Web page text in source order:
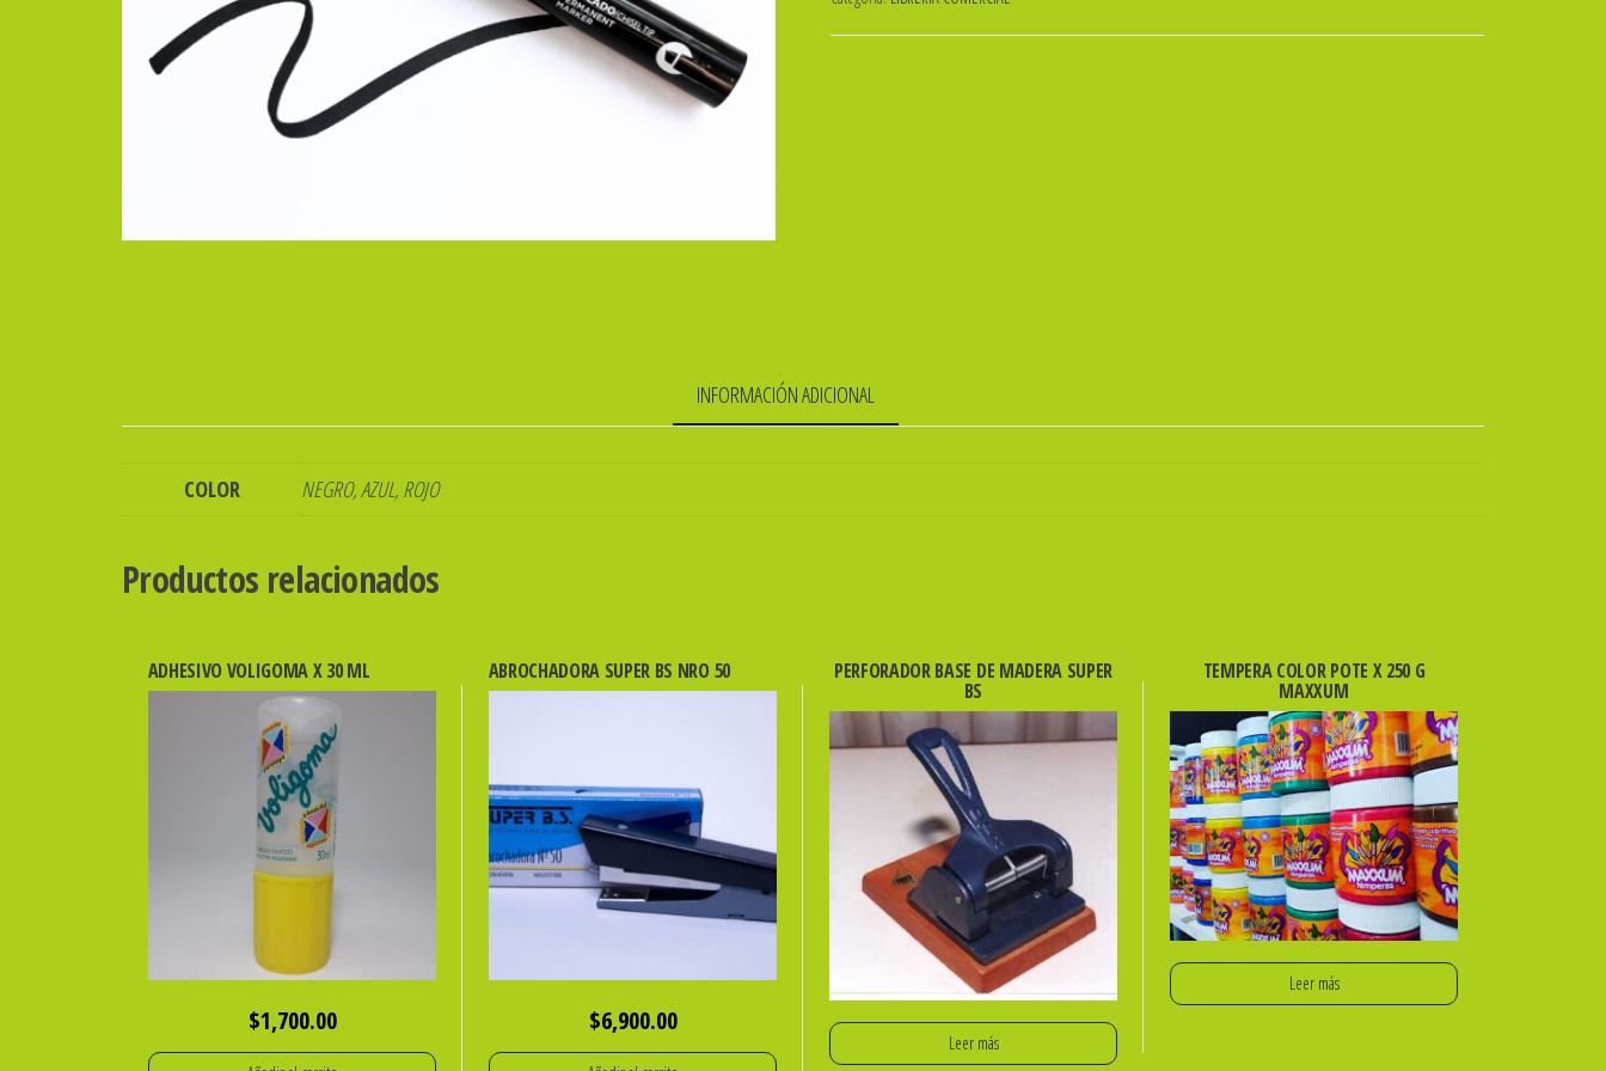
PTA
BIZELADA
INFORMACIÓN ADICIONAL
COLOR NEGRO, AZUL, ROJO
Productos relacionados
ADHESIVO VOLIGOMA X 30 ML
$1,700.00
ABROCHADORA SUPER BS NRO 50
$6,900.00
PERFORADOR BASE DE MADERA SUPER
BS
Leer más
TEMPERA COLOR POTE X 250 G
MAXXUM
Leer más